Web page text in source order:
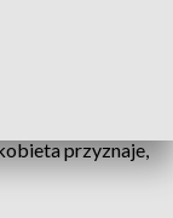
przyznaje,